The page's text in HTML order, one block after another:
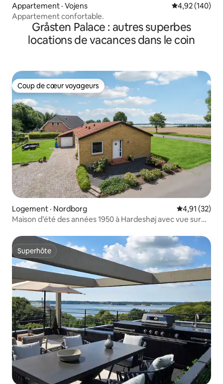
Appartement · Vojens Note
4,92 (140)
Appartement confortable.
Gråsten Palace : autres superbes
locations de vacances dans le coin
Coup de cœur voyageurs
Coup de cœur voyageurs
Logement · Nordborg Note
4,91 (32)
Maison d’été des années 1950 à Hardeshøj avec vue sur
Superhôte
Superhôte